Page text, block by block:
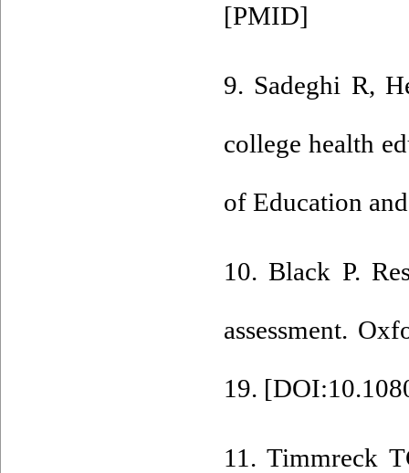
[PMID]
9. Sadeghi R,
college health
of Education
10. Black P.
assessment.
19. [
11. Timmreck